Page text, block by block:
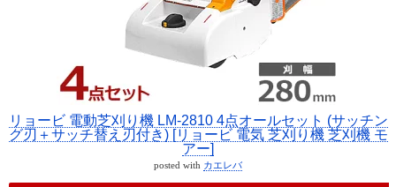
リョービ 電動芝刈り機 LM-2810 4点オールセット (サッチン
グ刃＋サッチ替え刃付き) [リョービ 電気 芝刈り機 芝刈機 モ
アー]
posted with カエレバ